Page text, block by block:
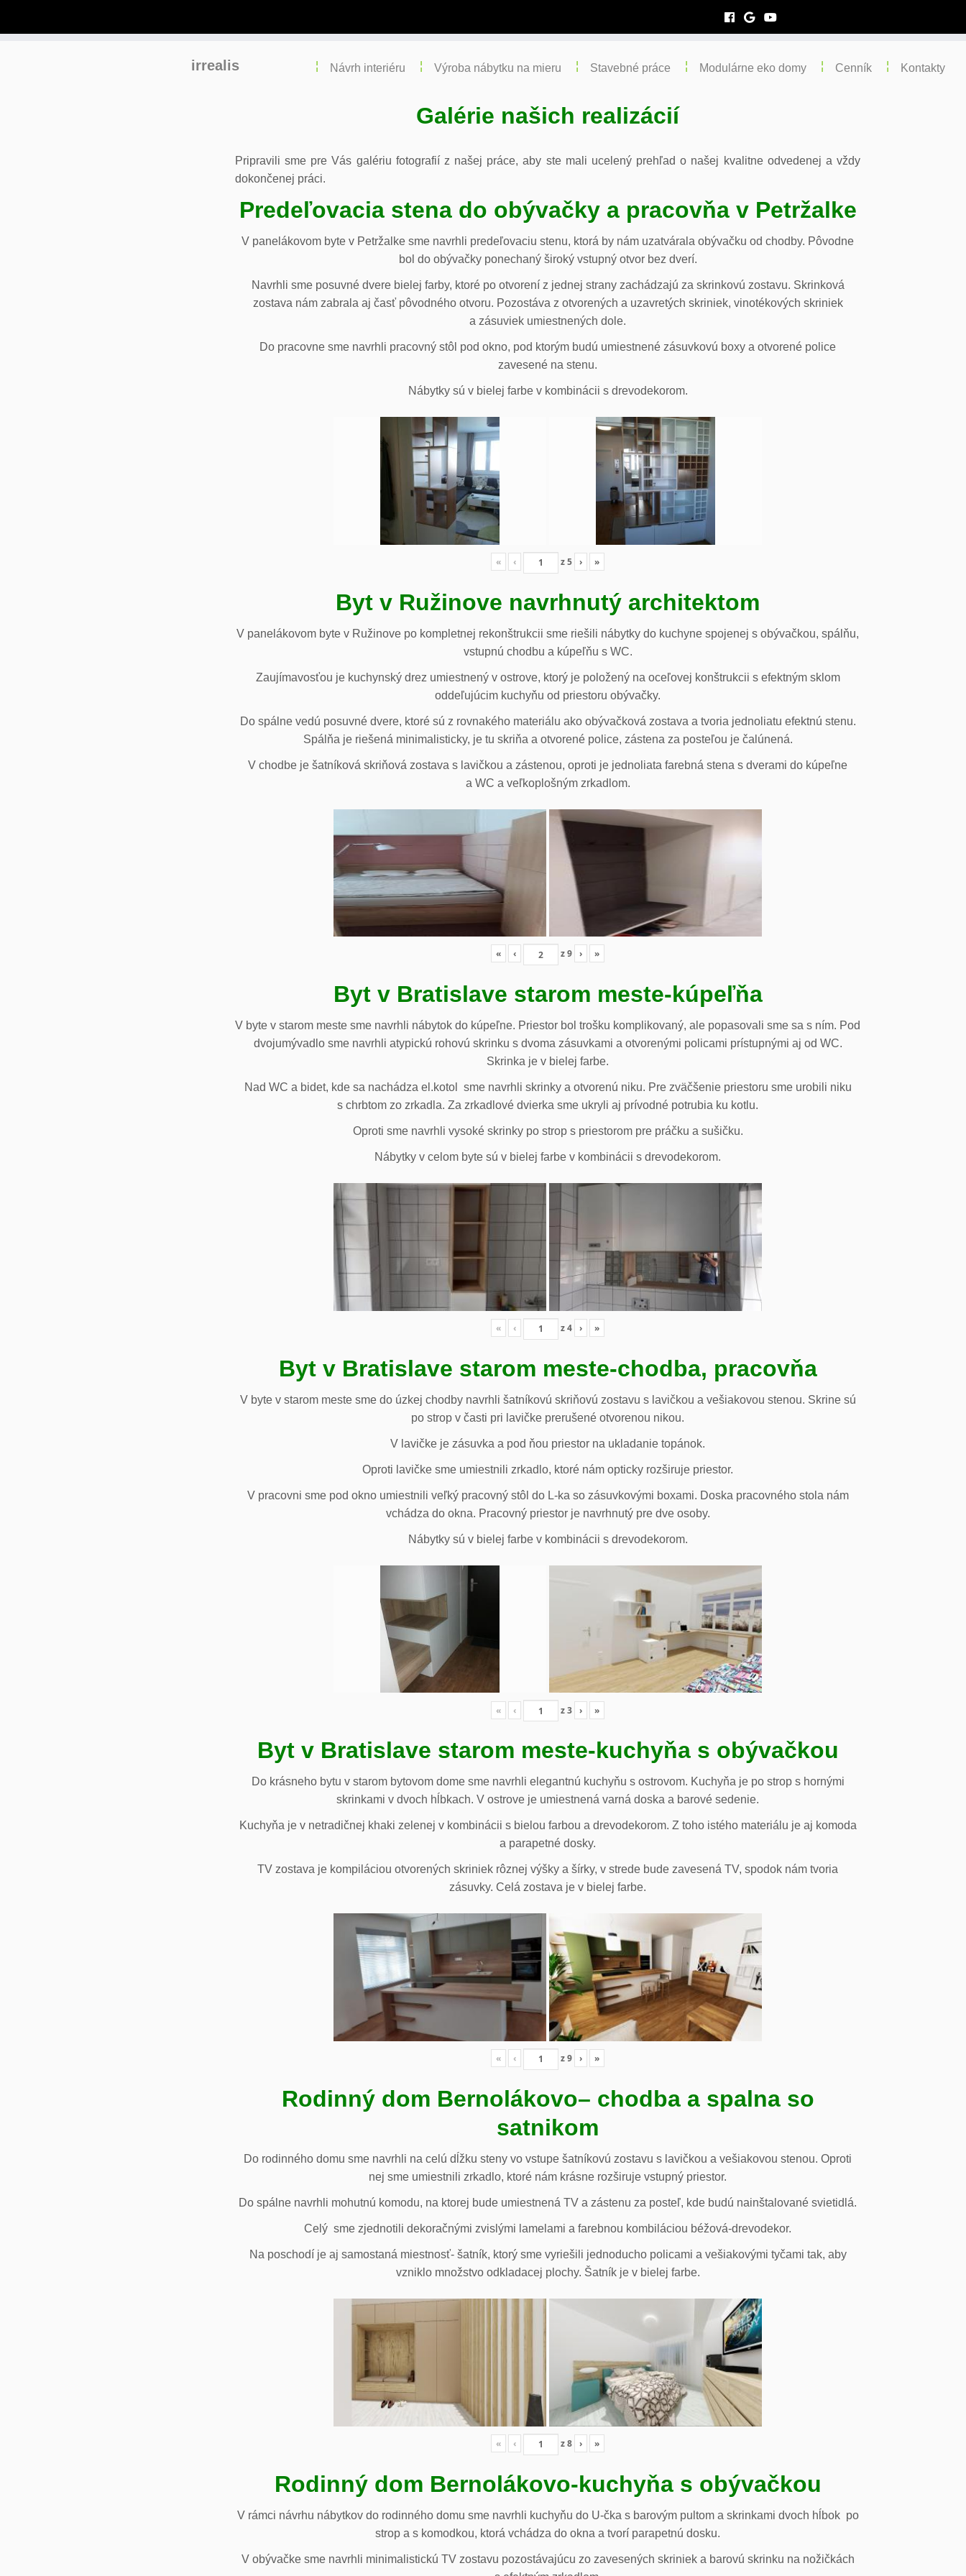
irrealis Návrh interiéru Výroba nábytku na mieru Stavebné práce Modulárne eko domy Cenník Kontakty
Galérie našich realizácií
Pripravili sme pre Vás galériu fotografií z našej práce, aby ste mali ucelený prehľad o našej kvalitne odvedenej a vždy
dokončenej práci.
Predeľovacia stena do obývačky a pracovňa v Petržalke
V panelákovom byte v Petržalke sme navrhli predeľovaciu stenu, ktorá by nám uzatvárala obývačku od chodby. Pôvodne
bol do obývačky ponechaný široký vstupný otvor bez dverí.
Navrhli sme posuvné dvere bielej farby, ktoré po otvorení z jednej strany zachádzajú za skrinkovú zostavu. Skrinková
zostava nám zabrala aj časť pôvodného otvoru. Pozostáva z otvorených a uzavretých skriniek, vinotékových skriniek
a zásuviek umiestnených dole.
Do pracovne sme navrhli pracovný stôl pod okno, pod ktorým budú umiestnené zásuvkovú boxy a otvorené police
zavesené na stenu.
Nábytky sú v bielej farbe v kombinácii s drevodekorom.
« ‹ z5 › »
Byt v Ružinove navrhnutý architektom
V panelákovom byte v Ružinove po kompletnej rekonštrukcii sme riešili nábytky do kuchyne spojenej s obývačkou, spálňu,
vstupnú chodbu a kúpeľňu s WC.
Zaujímavosťou je kuchynský drez umiestnený v ostrove, ktorý je položený na oceľovej konštrukcii s efektným sklom
oddeľujúcim kuchyňu od priestoru obývačky.
Do spálne vedú posuvné dvere, ktoré sú z rovnakého materiálu ako obývačková zostava a tvoria jednoliatu efektnú stenu.
Spálňa je riešená minimalisticky, je tu skriňa a otvorené police, zástena za posteľou je čalúnená.
V chodbe je šatníková skriňová zostava s lavičkou a zástenou, oproti je jednoliata farebná stena s dverami do kúpeľne
a WC a veľkoplošným zrkadlom.
« ‹ z9 › »
Byt v Bratislave starom meste-kúpeľňa
V byte v starom meste sme navrhli nábytok do kúpeľne. Priestor bol trošku komplikovaný, ale popasovali sme sa s ním. Pod
dvojumývadlo sme navrhli atypickú rohovú skrinku s dvoma zásuvkami a otvorenými policami prístupnými aj od WC.
Skrinka je v bielej farbe.
Nad WC a bidet, kde sa nachádza el.kotol sme navrhli skrinky a otvorenú niku. Pre zväčšenie priestoru sme urobili niku
s chrbtom zo zrkadla. Za zrkadlové dvierka sme ukryli aj prívodné potrubia ku kotlu.
Oproti sme navrhli vysoké skrinky po strop s priestorom pre práčku a sušičku.
Nábytky v celom byte sú v bielej farbe v kombinácii s drevodekorom.
« ‹ z4 › »
Byt v Bratislave starom meste-chodba, pracovňa
V byte v starom meste sme do úzkej chodby navrhli šatníkovú skriňovú zostavu s lavičkou a vešiakovou stenou. Skrine sú
po strop v časti pri lavičke prerušené otvorenou nikou.
V lavičke je zásuvka a pod ňou priestor na ukladanie topánok.
Oproti lavičke sme umiestnili zrkadlo, ktoré nám opticky rozširuje priestor.
V pracovni sme pod okno umiestnili veľký pracovný stôl do L-ka so zásuvkovými boxami. Doska pracovného stola nám
vchádza do okna. Pracovný priestor je navrhnutý pre dve osoby.
Nábytky sú v bielej farbe v kombinácii s drevodekorom.
« ‹ z3 › »
Byt v Bratislave starom meste-kuchyňa s obývačkou
Do krásneho bytu v starom bytovom dome sme navrhli elegantnú kuchyňu s ostrovom. Kuchyňa je po strop s hornými
skrinkami v dvoch hĺbkach. V ostrove je umiestnená varná doska a barové sedenie.
Kuchyňa je v netradičnej khaki zelenej v kombinácii s bielou farbou a drevodekorom. Z toho istého materiálu je aj komoda
a parapetné dosky.
TV zostava je kompiláciou otvorených skriniek rôznej výšky a šírky, v strede bude zavesená TV, spodok nám tvoria
zásuvky. Celá zostava je v bielej farbe.
« ‹ z9 › »
Rodinný dom Bernolákovo– chodba a spalna so
satnikom
Do rodinného domu sme navrhli na celú dĺžku steny vo vstupe šatníkovú zostavu s lavičkou a vešiakovou stenou. Oproti
nej sme umiestnili zrkadlo, ktoré nám krásne rozširuje vstupný priestor.
Do spálne navrhli mohutnú komodu, na ktorej bude umiestnená TV a zástenu za posteľ, kde budú nainštalované svietidlá.
Celý sme zjednotili dekoračnými zvislými lamelami a farebnou kombiláciou béžová-drevodekor.
Na poschodí je aj samostaná miestnosť- šatník, ktorý sme vyriešili jednoducho policami a vešiakovými tyčami tak, aby
vzniklo množstvo odkladacej plochy. Šatník je v bielej farbe.
« ‹ z8 › »
Rodinný dom Bernolákovo-kuchyňa s obývačkou
V rámci návrhu nábytkov do rodinného domu sme navrhli kuchyňu do U-čka s barovým pultom a skrinkami dvoch hĺbok po
strop a s komodkou, ktorá vchádza do okna a tvorí parapetnú dosku.
V obývačke sme navrhli minimalistickú TV zostavu pozostávajúcu zo zavesených skriniek a barovú skrinku na nožičkách